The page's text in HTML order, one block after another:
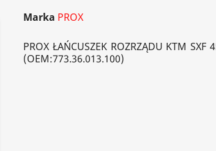
Marka PROX
PROX ŁAŃCUSZEK ROZRZĄDU KTM
(OEM:773.36.013.100)